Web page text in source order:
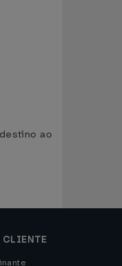
ao
CLIENTE